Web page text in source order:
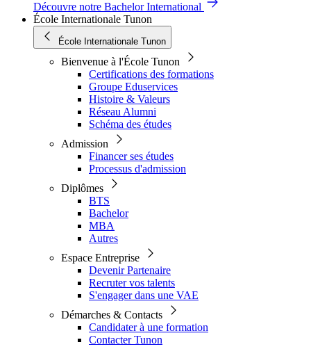
Découvre notre Bachelor International
École Internationale Tunon
École Internationale Tunon
Bienvenue à l'École Tunon
Certifications des formations
Groupe Eduservices
Histoire & Valeurs
Réseau Alumni
Schéma des études
Admission
Financer ses études
Processus d'admission
Diplômes
BTS
Bachelor
MBA
Autres
Espace Entreprise
Devenir Partenaire
Recruter vos talents
S'engager dans une VAE
Démarches & Contacts
Candidater à une formation
Contacter Tunon